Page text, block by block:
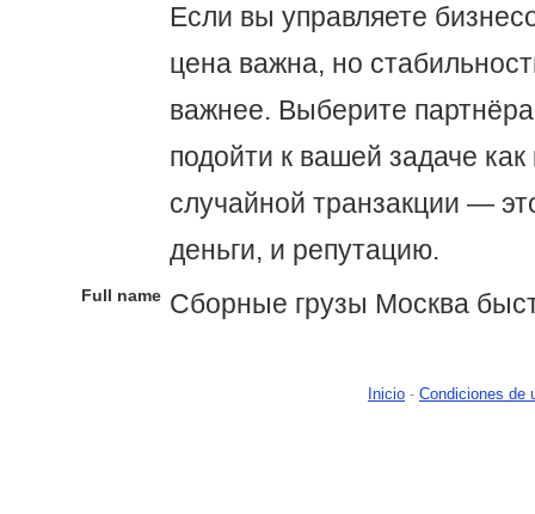
Если вы управляете
цена важна, но
важнее. Выберите
подойти к вашей задаче как
случайной транзакции —
деньги, и репутацию.
Full name Сборные грузы Москва
Inicio - Condiciones de